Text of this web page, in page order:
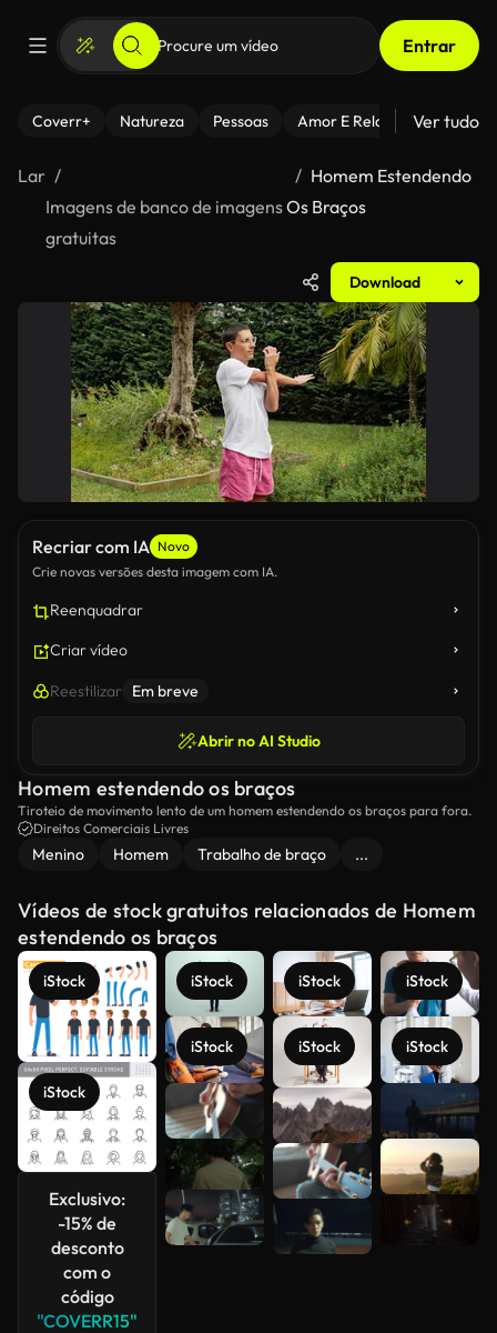
Entrar
Coverr+ Natureza Pessoas Amor E Relacionamentos
Ver tudo
Lar
Imagens de banco de imagens
gratuitas
Homem Estendendo
Os Braços
Download
Recriar com IA Novo
Crie novas versões desta imagem com IA.
Reenquadrar
Criar vídeo
Reestilizar Em breve
Abrir no AI Studio
Homem estendendo os braços
Tiroteio de movimento lento de um homem estendendo os braços para fora.
Direitos Comerciais Livres
Menino Homem Trabalho de braço ...
Vídeos de stock gratuitos relacionados de Homem
estendendo os braços
iStock
iStock
Exclusivo:
-15% de
desconto
com o
código
"COVERR15"
iStock
iStock
iStock
iStock
iStock
iStock
Veja mais